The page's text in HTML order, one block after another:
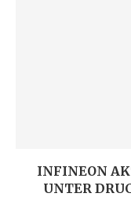
INFINEON
UNTER